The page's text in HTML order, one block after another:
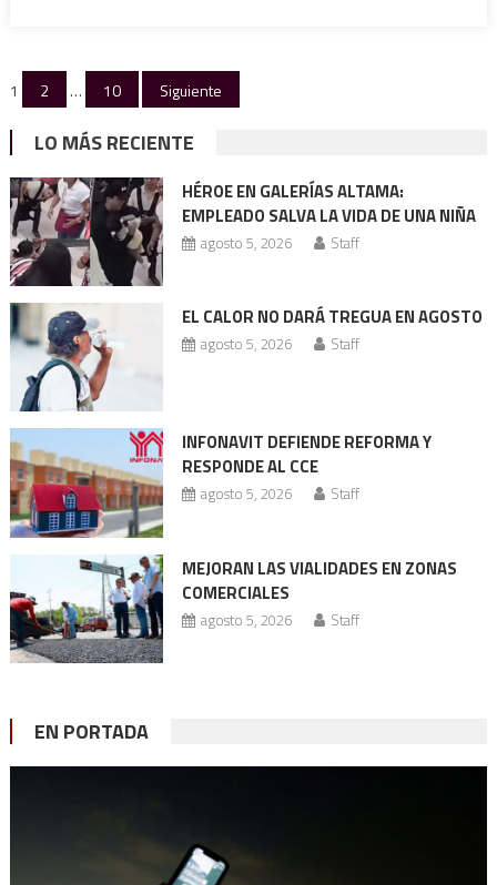
Paginación
de
entradas
1 2 … 10 Siguiente
LO MÁS RECIENTE
HÉROE EN GALERÍAS ALTAMA:
EMPLEADO SALVA LA VIDA DE UNA NIÑA
agosto 5, 2026 Staff
EL CALOR NO DARÁ TREGUA EN AGOSTO
agosto 5, 2026 Staff
INFONAVIT DEFIENDE REFORMA Y
RESPONDE AL CCE
agosto 5, 2026 Staff
MEJORAN LAS VIALIDADES EN ZONAS
COMERCIALES
agosto 5, 2026 Staff
EN PORTADA